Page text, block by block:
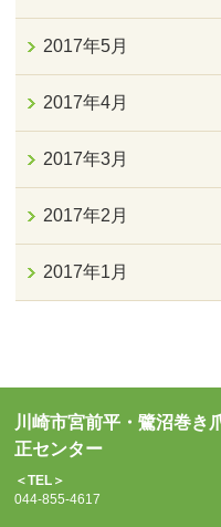
2017年5月
2017年4月
2017年3月
2017年2月
2017年1月
川崎市宮前平・鷺沼巻き
正センター
＜TEL＞
044-855-4617